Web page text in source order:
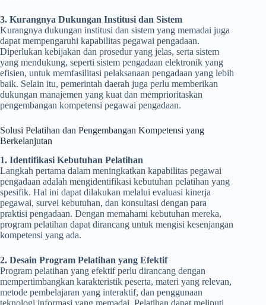
3. Kurangnya Dukungan Institusi dan Sistem
Kurangnya dukungan institusi dan sistem yang memadai juga
dapat mempengaruhi kapabilitas pegawai pengadaan.
Diperlukan kebijakan dan prosedur yang jelas, serta sistem
yang mendukung, seperti sistem pengadaan elektronik yang
efisien, untuk memfasilitasi pelaksanaan pengadaan yang lebih
baik. Selain itu, pemerintah daerah juga perlu memberikan
dukungan manajemen yang kuat dan memprioritaskan
pengembangan kompetensi pegawai pengadaan.
Solusi Pelatihan dan Pengembangan Kompetensi yang
Berkelanjutan
1. Identifikasi Kebutuhan Pelatihan
Langkah pertama dalam meningkatkan kapabilitas pegawai
pengadaan adalah mengidentifikasi kebutuhan pelatihan yang
spesifik. Hal ini dapat dilakukan melalui evaluasi kinerja
pegawai, survei kebutuhan, dan konsultasi dengan para
praktisi pengadaan. Dengan memahami kebutuhan mereka,
program pelatihan dapat dirancang untuk mengisi kesenjangan
kompetensi yang ada.
2. Desain Program Pelatihan yang Efektif
Program pelatihan yang efektif perlu dirancang dengan
mempertimbangkan karakteristik peserta, materi yang relevan,
metode pembelajaran yang interaktif, dan penggunaan